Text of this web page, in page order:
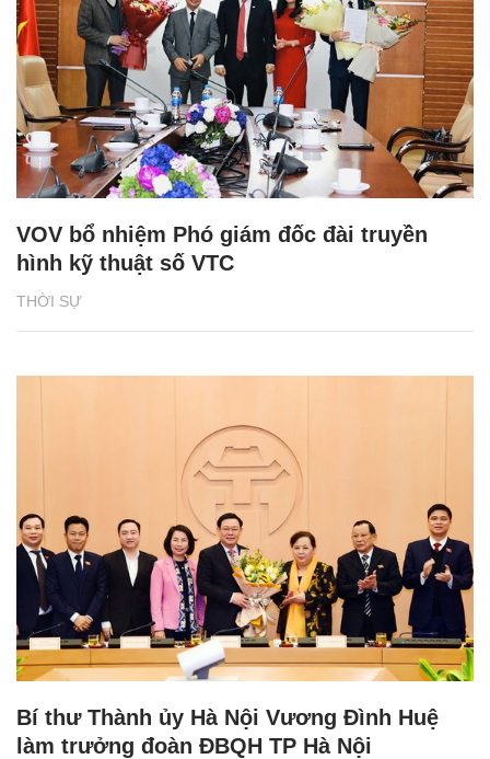
THỜI SỰ
VOV bổ nhiệm Phó giám đốc đài truyền
hình kỹ thuật số VTC
Bí thư Thành ủy Hà Nội Vương Đình Huệ
làm trưởng đoàn ĐBQH TP Hà Nội